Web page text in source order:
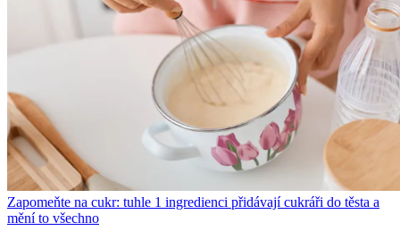
Zapomeňte na cukr: tuhle 1 ingredienci přidávají cukráři do těsta a
mění to všechno